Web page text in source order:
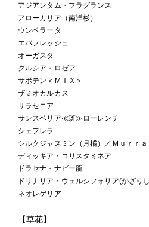
アジアンタム・フラグランス
アローカリア（南洋杉）
ウンベラータ
エバフレッシュ
オーガスタ
クルシア・ロゼア
サボテン＜ＭＩＸ＞
ザミオカルカス
サラセニア
サンスベリア≪斑≫ローレンチ
シェフレラ
シルクジャスミン（月橘）／Ｍｕｒｒａ
ディッキア・コリスタミネア
ドラセナ・ナビー龍
ドリナリア・ウェルシフォリア(かざり
ネオレゲリア
【草花】